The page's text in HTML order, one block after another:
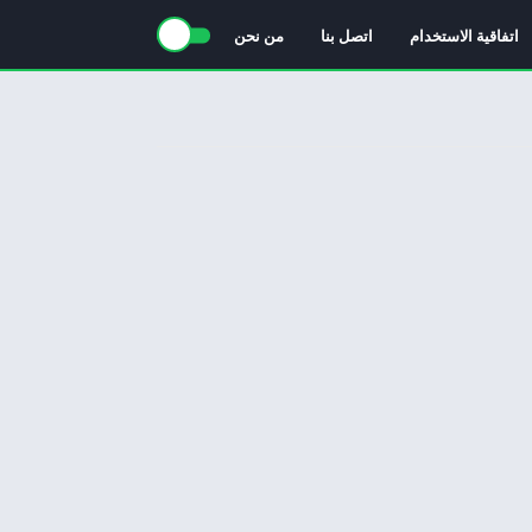
اتفاقية الاستخدام اتصل بنا من نحن